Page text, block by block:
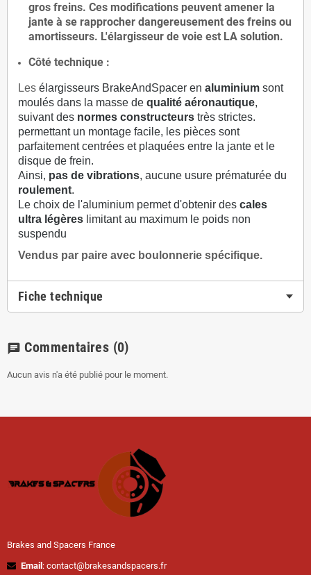
gros freins. Ces modifications peuvent amener la
jante à se rapprocher dangereusement des freins ou
amortisseurs. L'élargisseur de voie est LA solution.
Côté technique :
Les élargisseurs BrakeAndSpacer en aluminium sont
moulés dans la masse de qualité aéronautique,
suivant des normes constructeurs très strictes.
permettant un montage facile, les pièces sont
parfaitement centrées et plaquées entre la jante et le
disque de frein.
Ainsi, pas de vibrations, aucune usure prématurée du
roulement.
Le choix de l'aluminium permet d'obtenir des cales
ultra légères limitant au maximum le poids non
suspendu
Vendus par paire avec boulonnerie spécifique.
Fiche technique
chat Commentaires (0)
Aucun avis n'a été publié pour le moment.
Brakes and Spacers France
Email : contact@brakesandspacers.fr